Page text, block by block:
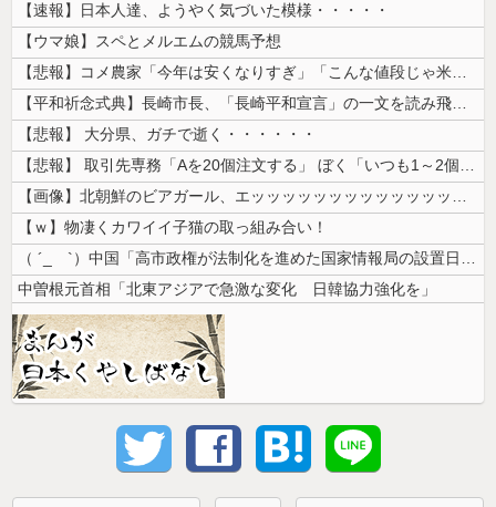
【速報】日本人達、ようやく気づいた模様・・・・・
【ウマ娘】スペとメルエムの競馬予想
【悲報】コメ農家「今年は安くなりすぎ」「こんな値段じゃ米作りをやめる人...
【平和祈念式典】長崎市長、「長崎平和宣言」の一文を読み飛ばす 「NP...
【悲報】 大分県、ガチで逝く・・・・・・
【悲報】 取引先専務「Aを20個注文する」 ぼく「いつも1～2個しか使...
【画像】北朝鮮のビアガール、エッッッッッッッッッッッッッッッッッ！
【ｗ】物凄くカワイイ子猫の取っ組み合い！
（ ´_ゝ`）中国「高市政権が法制化を進めた国家情報局の設置日が7月3...
中曽根元首相「北東アジアで急激な変化 日韓協力強化を」